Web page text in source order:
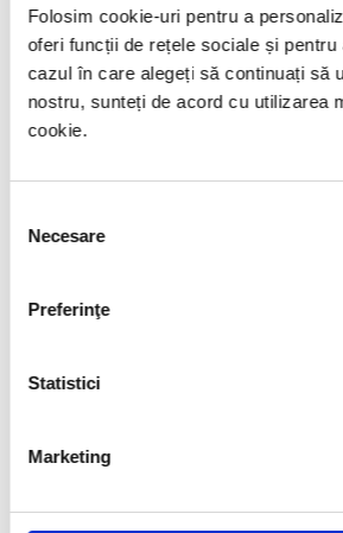
Folosim cookie-uri pentru a
oferi funcții de rețele sociale și
cazul în care alegeți să continuați să
nostru, sunteți de acord cu utilizarea
cookie.
consimțământului
Necesare
Preferinţe
Statistici
Marketing
înălţimea mai
Vezi explicaţia »
Accesul interzis
masa mai mare